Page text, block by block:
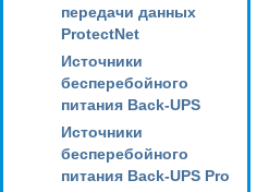
передачи данных
ProtectNet
Источники
бесперебойного
питания Back-UPS
Источники
бесперебойного
питания Back-UPS Pro